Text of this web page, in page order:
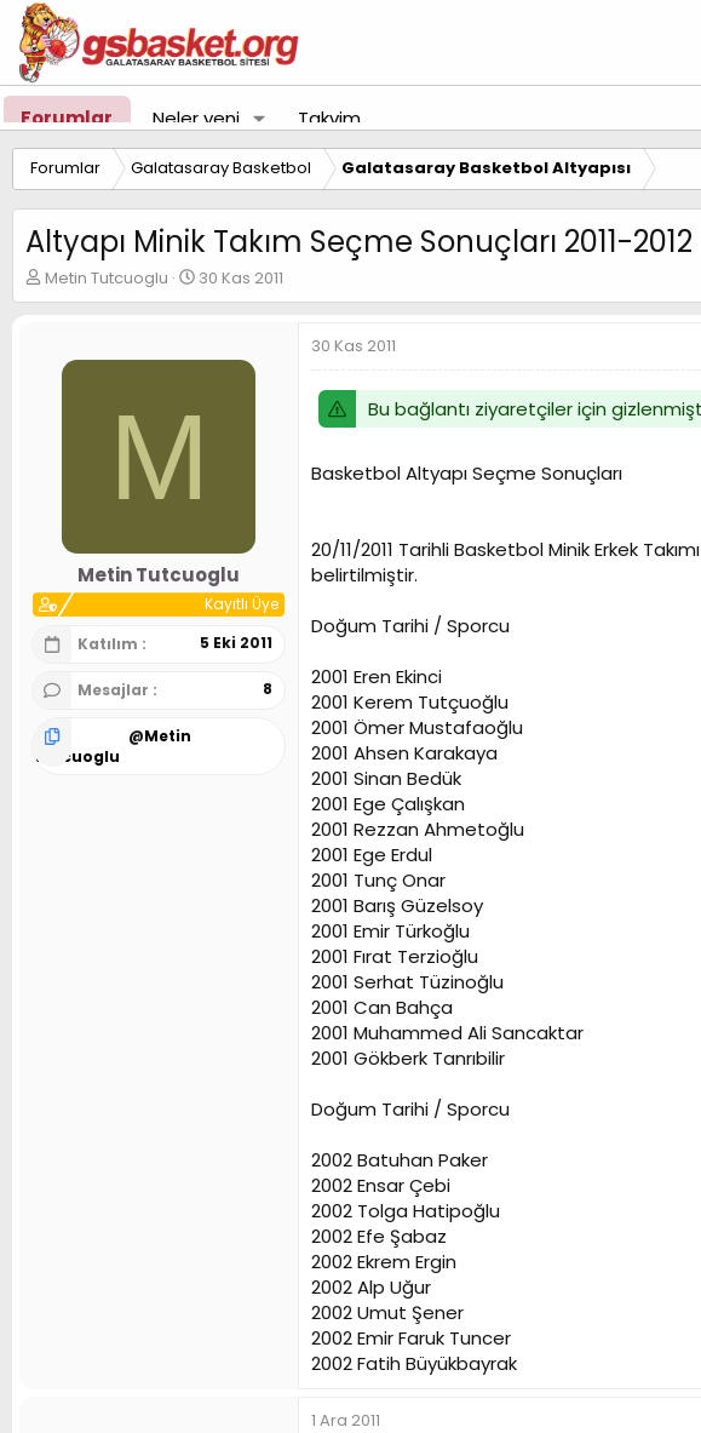
Forumlar Neler yeni Takvim
Forumlar Galatasaray Basketbol Galatasaray Basketbol Altyapısı
Altyapı Minik Takım Seçme Sonuçları 2011-2012
K
o
Metin Tutcuoglu
B
a
a
a
h
i
30 Kas 2011
M
Metin Tutcuoglu
Kayıtlı Üye
Katılım
5 Eki 2011
Mesajlar 8
@Metin
Tutcuoglu
30 Kas 2011
Bu bağlantı ziyaretçiler için
Basketbol Altyapı Seçme Sonuçları
20/11/2011 Tarihli Basketbol Minik Erkek
belirtilmiştir.
Doğum Tarihi / Sporcu
2001 Eren Ekinci
2001 Kerem Tutçuoğlu
2001 Ömer Mustafaoğlu
2001 Ahsen Karakaya
2001 Sinan Bedük
2001 Ege Çalışkan
2001 Rezzan Ahmetoğlu
2001 Ege Erdul
2001 Tunç Onar
2001 Barış Güzelsoy
2001 Emir Türkoğlu
2001 Fırat Terzioğlu
2001 Serhat Tüzinoğlu
2001 Can Bahça
2001 Muhammed Ali Sancaktar
2001 Gökberk Tanrıbilir
Doğum Tarihi / Sporcu
2002 Batuhan Paker
2002 Ensar Çebi
2002 Tolga Hatipoğlu
2002 Efe Şabaz
2002 Ekrem Ergin
2002 Alp Uğur
2002 Umut Şener
2002 Emir Faruk Tuncer
2002 Fatih Büyükbayrak
1 Ara 2011